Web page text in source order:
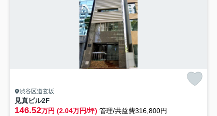
渋谷区道玄坂
見真ビル2F
146.52万円 (2.04万円/坪) 管理/共益費316,800円